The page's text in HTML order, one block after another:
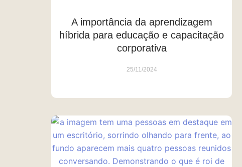
A importância da aprendizagem
híbrida para educação e capacitação
corporativa
25/11/2024